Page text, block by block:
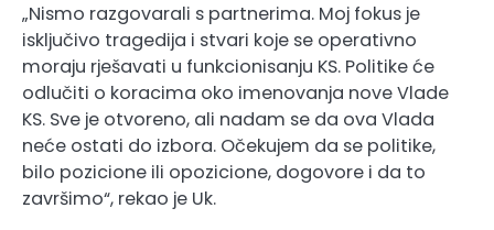
„Nismo razgovarali s partnerima. Moj fokus je
isključivo tragedija i stvari koje se operativno
moraju rješavati u funkcionisanju KS. Politike će
odlučiti o koracima oko imenovanja nove Vlade
KS. Sve je otvoreno, ali nadam se da ova Vlada
neće ostati do izbora. Očekujem da se politike,
bilo pozicione ili opozicione, dogovore i da to
završimo“, rekao je Uk.